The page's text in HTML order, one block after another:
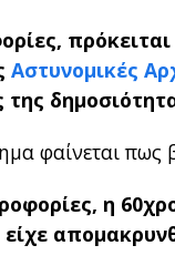
πρόκειται
Αστυνομικές
φαίνεται πως
η